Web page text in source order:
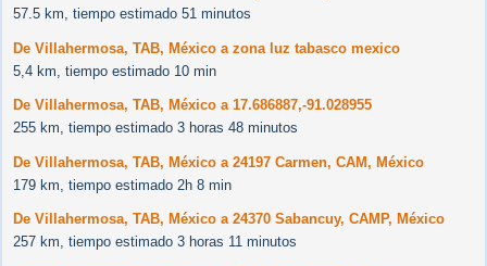
57.5 km, tiempo estimado 51 minutos
De Villahermosa, TAB, México a zona luz tabasco mexico
5,4 km, tiempo estimado 10 min
De Villahermosa, TAB, México a 17.686887,-91.028955
255 km, tiempo estimado 3 horas 48 minutos
De Villahermosa, TAB, México a 24197 Carmen, CAM, México
179 km, tiempo estimado 2h 8 min
De Villahermosa, TAB, México a 24370 Sabancuy, CAMP, México
257 km, tiempo estimado 3 horas 11 minutos